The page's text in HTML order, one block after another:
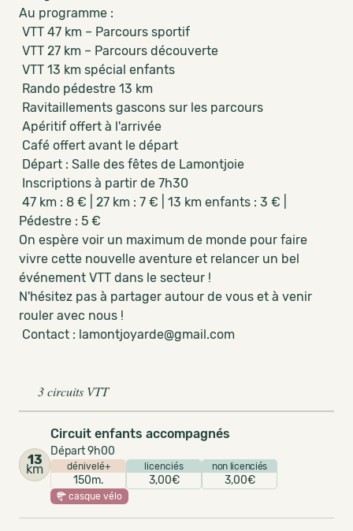
Au programme :
VTT 47 km – Parcours sportif
VTT 27 km – Parcours découverte
VTT 13 km spécial enfants
Rando pédestre 13 km
Ravitaillements gascons sur les parcours
Apéritif offert à l'arrivée
Café offert avant le départ
Départ : Salle des fêtes de Lamontjoie
Inscriptions à partir de 7h30
47 km : 8 € | 27 km : 7 € | 13 km enfants : 3 € |
Pédestre : 5 €
On espère voir un maximum de monde pour faire
vivre cette nouvelle aventure et relancer un bel
événement VTT dans le secteur !
N'hésitez pas à partager autour de vous et à venir
rouler avec nous !
Contact : lamontjoyarde@gmail.com
3 circuits VTT
13
km
Circuit enfants accompagnés
Départ 9h00
dénivelé+
150m.
licenciés
3,00€
non licenciés
3,00€
casque vélo